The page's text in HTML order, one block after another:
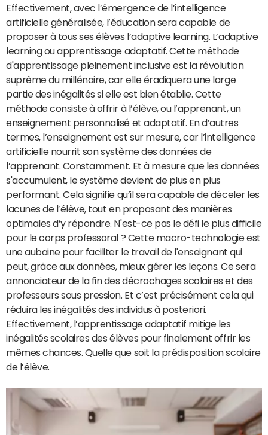
Effectivement, avec l’émergence de l’intelligence
artificielle généralisée, l’éducation sera capable de
proposer à tous ses élèves l’adaptive learning. L’adaptive
learning ou apprentissage adaptatif. Cette méthode
d'apprentissage pleinement inclusive est la révolution
suprême du millénaire, car elle éradiquera une large
partie des inégalités si elle est bien établie. Cette
méthode consiste à offrir à l’élève, ou l’apprenant, un
enseignement personnalisé et adaptatif. En d’autres
termes, l’enseignement est sur mesure, car l’intelligence
artificielle nourrit son système des données de
l’apprenant. Constamment. Et à mesure que les données
s'accumulent, le système devient de plus en plus
performant. Cela signifie qu’il sera capable de déceler les
lacunes de l’élève, tout en proposant des manières
optimales d’y répondre. N'est-ce pas le défi le plus difficile
pour le corps professoral ? Cette macro-technologie est
une aubaine pour faciliter le travail de l'enseignant qui
peut, grâce aux données, mieux gérer les leçons. Ce sera
annonciateur de la fin des décrochages scolaires et des
professeurs sous pression. Et c’est précisément cela qui
réduira les inégalités des individus à posteriori.
Effectivement, l’apprentissage adaptatif mitige les
inégalités scolaires des élèves pour finalement offrir les
mêmes chances. Quelle que soit la prédisposition scolaire
de l’élève.